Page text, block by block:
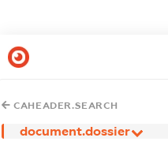
CAHEADER.SEARCH
document.dossier